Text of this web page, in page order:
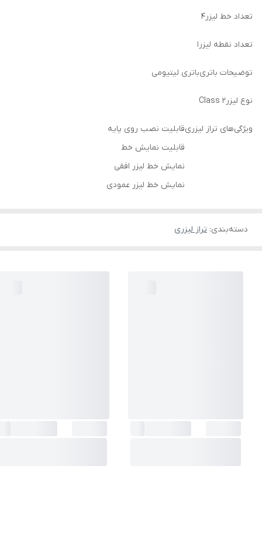
تعداد خط لیزر۴
تعداد نقطه لیزر۱
توضیحات باتریباتری لیتیومی
نوع لیزرClass ۲
ویژگی‌های تراز لیزریقابلیت نصب روی پایه
قابلیت نمایش خط
نمایش خط لیزر افقی
نمایش خط لیزر عمودی
دسته‌بندی: تراز لیزری